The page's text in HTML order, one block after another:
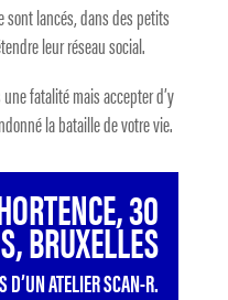
sont lancés, dans des petits
leur réseau social.
fatalité mais accepter d’y
la bataille de votre vie.
30
BRUXELLES
D’UN ATELIER SCAN-R.